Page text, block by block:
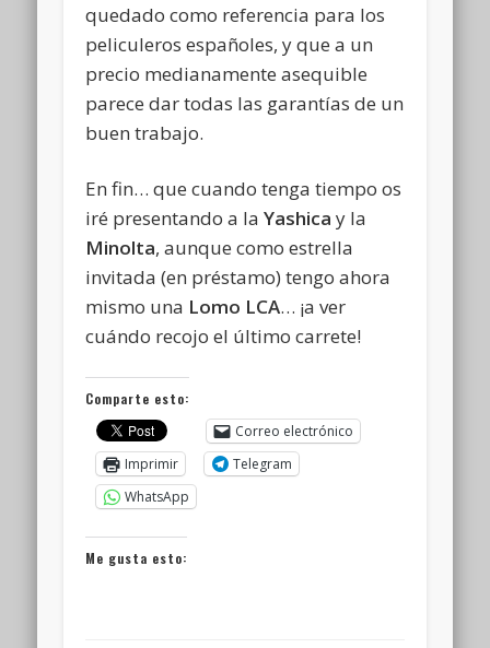
quedado como referencia para los
peliculeros españoles, y que a un
precio medianamente asequible
parece dar todas las garantías de un
buen trabajo.
En fin… que cuando tenga tiempo os
iré presentando a laYashica y la
Minolta, aunque como estrella
invitada (en préstamo) tengo ahora
mismo una Lomo LCA… ¡a ver
cuándo recojo el último carrete!
Comparte esto:
Correo electrónico
Imprimir
Telegram
WhatsApp
Me gusta esto: